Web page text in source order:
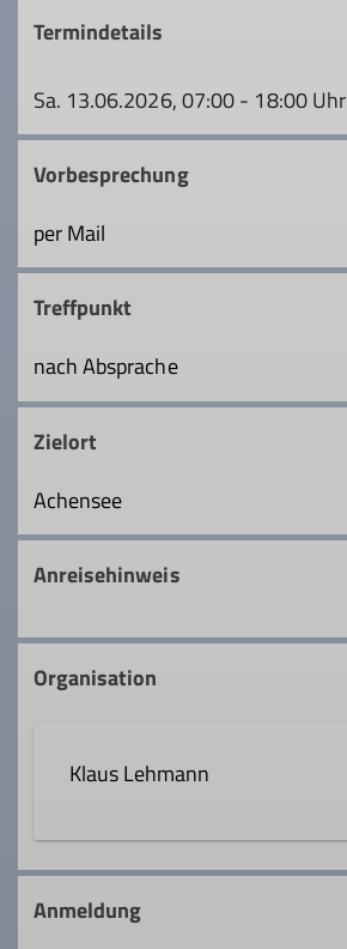
Termindetails
Sa. 13.06.2026, 07:00 - 18:00 Uhr
Vorbesprechung
per Mail
Treffpunkt
nach Absprache
Zielort
Achensee
Anreisehinweis
Organisation
Klaus Lehmann
0176 80002978
klale@yahoo.de
Anmeldung